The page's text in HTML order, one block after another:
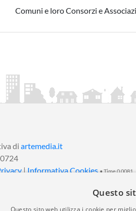
Comuni e loro Consorzi e
di artemedia.it
|Informativa Cookies • Time 0.0081
Questo
Questo sito web utilizza i cookie per